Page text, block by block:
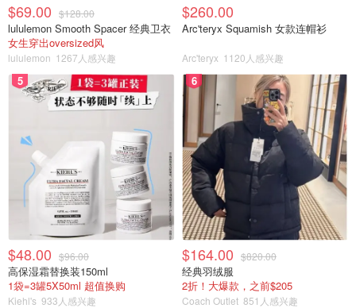
$69.00 $128.00
lululemon Smooth Spacer 经典卫衣
女生穿出oversized风
lululemon 1267人感兴趣
$260.00
Arc'teryx Squamish 女款连帽衫
Arc'teryx 1120人感兴趣
5
$48.00 $96.00
高保湿霜替换装150ml
1袋=3罐5X50ml 超值换购
Kiehl's 933人感兴趣
6
$164.00 $820.00
经典羽绒服
2折！大爆款，之前$205
Coach Outlet 851人感兴趣